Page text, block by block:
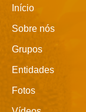
Início
Sobre nós
Grupos
Entidades
Fotos